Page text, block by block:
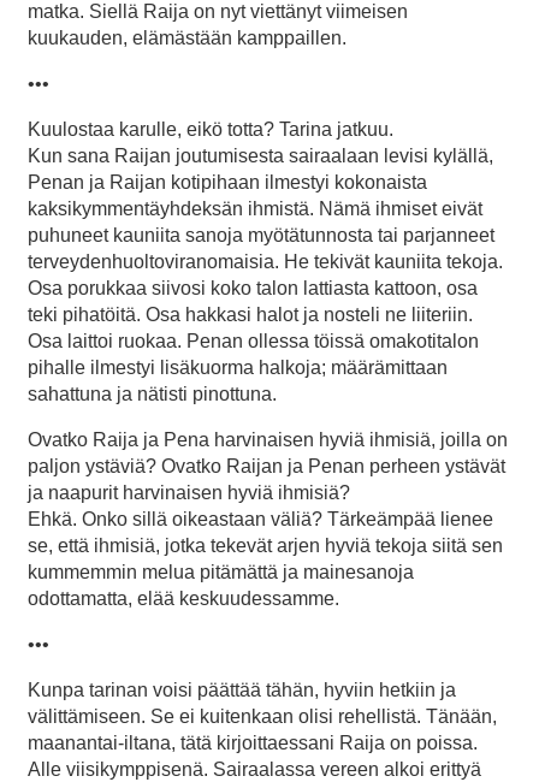
matka. Siellä Raija on nyt viettänyt viimeisen
kuukauden, elämästään kamppaillen.
•••
Kuulostaa karulle, eikö totta? Tarina jatkuu.
Kun sana Raijan joutumisesta sairaalaan levisi kylällä,
Penan ja Raijan kotipihaan ilmestyi kokonaista
kaksikymmentäyhdeksän ihmistä. Nämä ihmiset eivät
puhuneet kauniita sanoja myötätunnosta tai parjanneet
terveydenhuoltoviranomaisia. He tekivät kauniita tekoja.
Osa porukkaa siivosi koko talon lattiasta kattoon, osa
teki pihatöitä. Osa hakkasi halot ja nosteli ne liiteriin.
Osa laittoi ruokaa. Penan ollessa töissä omakotitalon
pihalle ilmestyi lisäkuorma halkoja; määrämittaan
sahattuna ja nätisti pinottuna.
Ovatko Raija ja Pena harvinaisen hyviä ihmisiä, joilla on
paljon ystäviä? Ovatko Raijan ja Penan perheen ystävät
ja naapurit harvinaisen hyviä ihmisiä?
Ehkä. Onko sillä oikeastaan väliä? Tärkeämpää lienee
se, että ihmisiä, jotka tekevät arjen hyviä tekoja siitä sen
kummemmin melua pitämättä ja mainesanoja
odottamatta, elää keskuudessamme.
•••
Kunpa tarinan voisi päättää tähän, hyviin hetkiin ja
välittämiseen. Se ei kuitenkaan olisi rehellistä. Tänään,
maanantai-iltana, tätä kirjoittaessani Raija on poissa.
Alle viisikymppisenä. Sairaalassa vereen alkoi erittyä